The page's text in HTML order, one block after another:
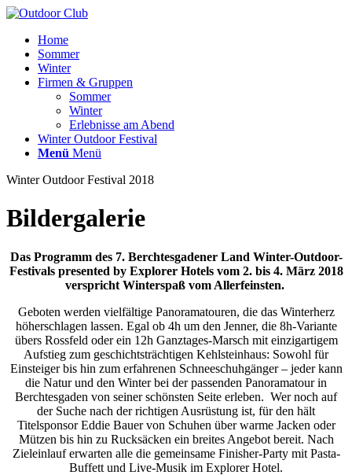
Home
Sommer
Winter
Firmen & Gruppen
Sommer
Winter
Erlebnisse am Abend
Winter Outdoor Festival
Menü Menü
Winter Outdoor Festival 2018
Bildergalerie
Das Programm des 7. Berchtesgadener Land Winter-Outdoor-
Festivals presented by Explorer Hotels vom 2. bis 4. März 2018
verspricht Winterspaß vom Allerfeinsten.
Geboten werden vielfältige Panoramatouren, die das Winterherz
höherschlagen lassen. Egal ob 4h um den Jenner, die 8h-Variante
übers Rossfeld oder ein 12h Ganztages-Marsch mit einzigartigem
Aufstieg zum geschichtsträchtigen Kehlsteinhaus: Sowohl für
Einsteiger bis hin zum erfahrenen Schneeschuhgänger – jeder kann
die Natur und den Winter bei der passenden Panoramatour in
Berchtesgaden von seiner schönsten Seite erleben. Wer noch auf
der Suche nach der richtigen Ausrüstung ist, für den hält
Titelsponsor Eddie Bauer von Schuhen über warme Jacken oder
Mützen bis hin zu Rucksäcken ein breites Angebot bereit. Nach
Zieleinlauf erwarten alle die gemeinsame Finisher-Party mit Pasta-
Buffett und Live-Musik im Explorer Hotel.